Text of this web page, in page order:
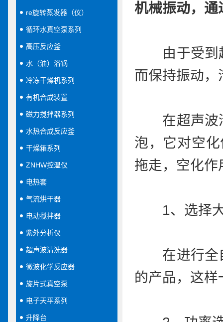
re旋转蒸发器（仪）
循环水真空泵系列
高压反应釜
水（油）浴锅
冷冻干燥机系列
有机合成装置
磁力搅拌器系列
水热合成反应釜
干燥箱系列
ZNHW控温仪
电热套
气流烘干器
电动搅拌器
紫外分析仪
超声波清洗器
微波化学反应器
旋片式真空泵
电子天平系列
升降台
机械振动，通
由于受到超
而保持振动
在超声波清
泡，它对空
拖走，空化
1、选择
在进行全自
的产品，这